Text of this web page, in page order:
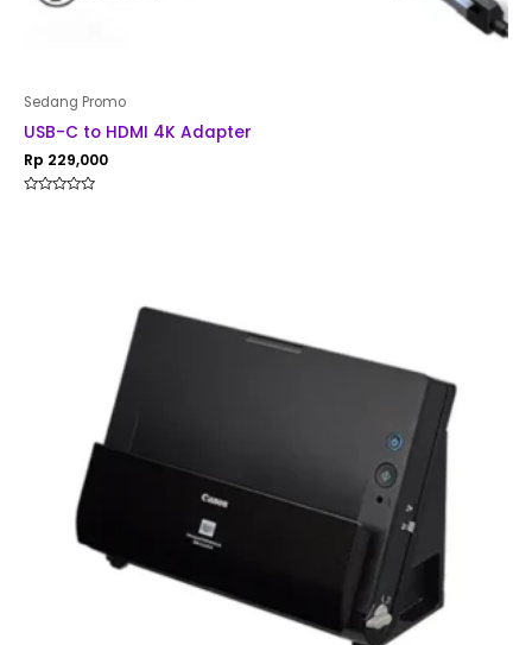
Sedang Promo
USB-C to HDMI 4K Adapter
Rp 229,000